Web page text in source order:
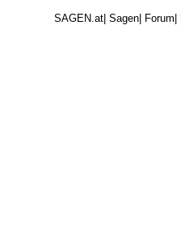
SAGEN.at| Sagen| Forum